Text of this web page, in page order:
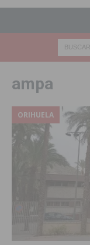
ampa
ORIHUELA